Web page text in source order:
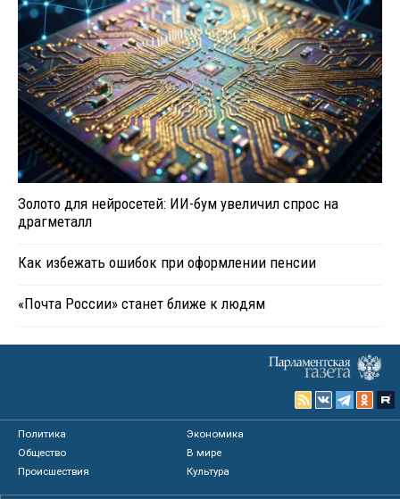
Золото для нейросетей: ИИ-бум увеличил спрос на
драгметалл
Как избежать ошибок при оформлении пенсии
«Почта России» станет ближе к людям
Политика
Экономика
Общество
В мире
Происшествия
Культура